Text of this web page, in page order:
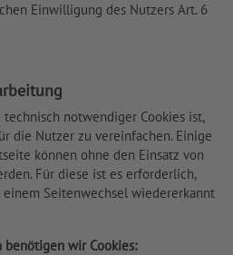
Einwilligung des Nutzers Art. 6
notwendiger Cookies ist,
die Nutzer zu vereinfachen. Einige
können ohne den Einsatz von
Für diese ist es erforderlich,
einem Seitenwechsel wiedererkannt
wir Cookies: